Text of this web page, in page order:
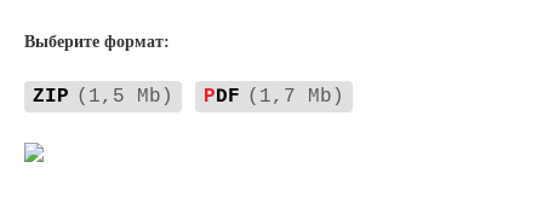
Выберите формат:
ZIP (1,5 Mb) PDF (1,7 Mb)